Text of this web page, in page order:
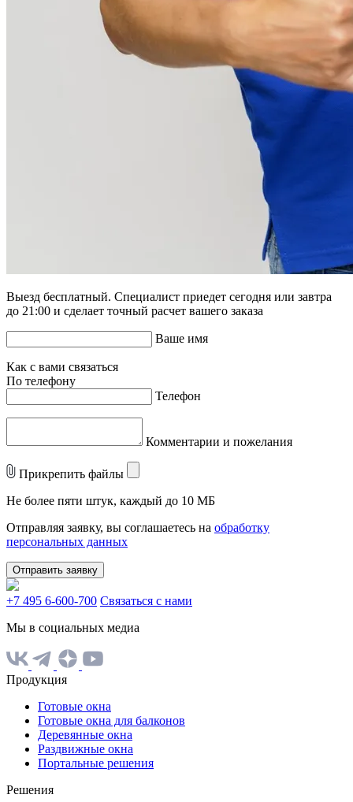
Выезд бесплатный. Специалист приедет сегодня или завтра
до 21:00 и сделает точный расчет вашего заказа
Ваше имя
Как с вами связаться
По телефону
Телефон
Комментарии и пожелания
Прикрепить файлы
Не более пяти штук, каждый до 10 МБ
Отправляя заявку, вы соглашаетесь на обработку
персональных данных
Отправить заявку
+7 495 6-600-700 Связаться с нами
Мы в социальных медиа
Продукция
Готовые окна
Готовые окна для балконов
Деревянные окна
Раздвижные окна
Портальные решения
Решения